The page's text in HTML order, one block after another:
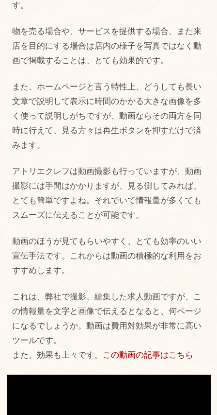
す。
物を売る場合や、サービスを提供する場合、また来
店を目的にする場合は店内の様子を写真ではなく動
画で掲載することは、とても効果的です。
また、ホームページと言う特性上、どうしても長い
文章で説明して表示に時間のかかる大きな画像を多
く使って説明しがちですが、動画ならその両方を同
時に行えて、見る方々は再生ボタンを押すだけで済
みます。
アトリエクレフは動画撮影も行っていますが、動画
撮影には手間はかかりますが、見る側してみれば、
とても簡単ですよね。それでいて情報量が多くても
スムーズに伝えることが可能です。
動画のほうが見てもらいやすく、とても効率のいい
宣伝手法です。これからは動画の積極的な利用をお
すすめします。
これは、弊社で撮影、編集した求人動画ですが、こ
の情報量を文字と画像で伝えるとなると、何ページ
になるでしょうか。動画は費用対効果が非常に高い
ツールです。
また、効果も上々です。 この動画の記事はこちら